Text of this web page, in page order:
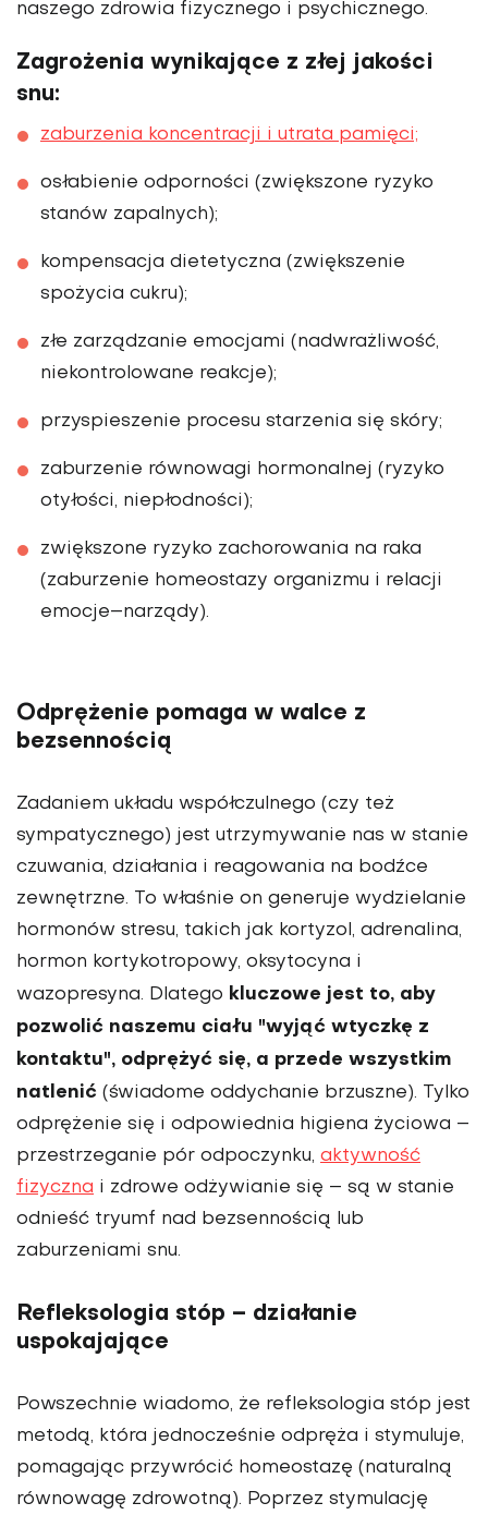
naszego zdrowia fizycznego i psychicznego.
Zagrożenia wynikające z złej jakości
snu:
zaburzenia koncentracji i utrata pamięci;
osłabienie odporności (zwiększone ryzyko
stanów zapalnych);
kompensacja dietetyczna (zwiększenie
spożycia cukru);
złe zarządzanie emocjami (nadwrażliwość,
niekontrolowane reakcje);
przyspieszenie procesu starzenia się skóry;
zaburzenie równowagi hormonalnej (ryzyko
otyłości, niepłodności);
zwiększone ryzyko zachorowania na raka
(zaburzenie homeostazy organizmu i relacji
emocje–narządy).
Odprężenie pomaga w walce z
bezsennością
Zadaniem układu współczulnego (czy też
sympatycznego) jest utrzymywanie nas w stanie
czuwania, działania i reagowania na bodźce
zewnętrzne. To właśnie on generuje wydzielanie
hormonów stresu, takich jak kortyzol, adrenalina,
hormon kortykotropowy, oksytocyna i
wazopresyna. Dlatego kluczowe jest to, aby
pozwolić naszemu ciału "wyjąć wtyczkę z
kontaktu", odprężyć się, a przede wszystkim
natlenić (świadome oddychanie brzuszne). Tylko
odprężenie się i odpowiednia higiena życiowa –
przestrzeganie pór odpoczynku, aktywność
fizyczna i zdrowe odżywianie się – są w stanie
odnieść tryumf nad bezsennością lub
zaburzeniami snu.
Refleksologia stóp – działanie
uspokajające
Powszechnie wiadomo, że refleksologia stóp jest
metodą, która jednocześnie odpręża i stymuluje,
pomagając przywrócić homeostazę (naturalną
równowagę zdrowotną). Poprzez stymulację